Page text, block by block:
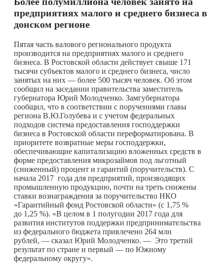
предприятиях малого и среднего бизнеса в
донском регионе
Пятая часть валового регионального продукта
производится на предприятиях малого и среднего
бизнеса. В Ростовской области действует свыше 171
тысячи субъектов малого и среднего бизнеса, число
занятых на них — более 500 тысяч человек. Об этом
сообщил на заседании правительства заместитель
губернатора Юрий Молодченко. Замгубернатора
сообщил, что в соответствии с поручениями главы
региона В.Ю.Голубева и с учетом федеральных
подходов система предоставления господдержки
бизнеса в Ростовской области переформатирована. В
приоритете возвратные меры господдержки,
обеспечивающие капитализацию вложенных средств в
форме предоставления микрозаймов под льготный
(сниженный) процент и гарантий (поручительств). С
начала 2017 года для предприятий, производящих
промышленную продукцию, почти на треть снижены
ставки вознаграждения за поручительство НКО
«Гарантийный фонд Ростовской области» (с 1,75 %
до 1,25 %). «В целом в 1 полугодии 2017 года для
развития институтов поддержки предпринимательства
из федерального бюджета привлечено 264 млн
рублей, — сказал Юрий Молодченко. — Это третий
результат по стране и первый — по Южному
федеральному округу».